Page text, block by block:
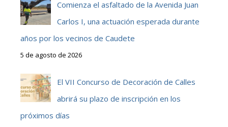
Comienza el asfaltado de la Avenida Juan
Carlos I, una actuación esperada durante
años por los vecinos de Caudete
5 de agosto de 2026
El VII Concurso de Decoración de Calles
abrirá su plazo de inscripción en los
próximos días